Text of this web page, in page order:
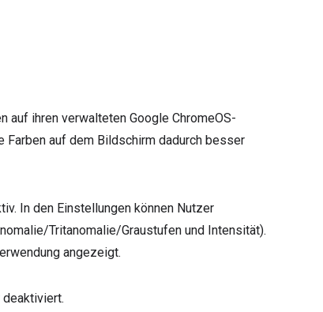
auf ihren verwalteten Google ChromeOS-
Farben auf dem Bildschirm dadurch besser
In den Einstellungen können Nutzer
Tritanomalie/Graustufen und Intensität).
angezeigt.